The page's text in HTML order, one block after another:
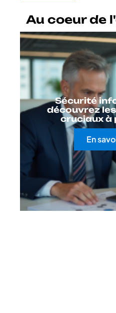
Au coeur de
Sécurité
découvrez
cruciaux à
En